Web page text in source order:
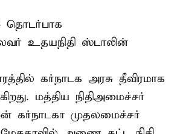
தொடர்பாக
உதயநிதி ஸ்டாலின்
கர்நாடக அரசு தீவிரமாக
மத்திய நிதிஅமைச்சர்
கர்நாடகா முதலமைச்சர்